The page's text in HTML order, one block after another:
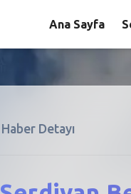
Haber Detayı
Ana Sayfa